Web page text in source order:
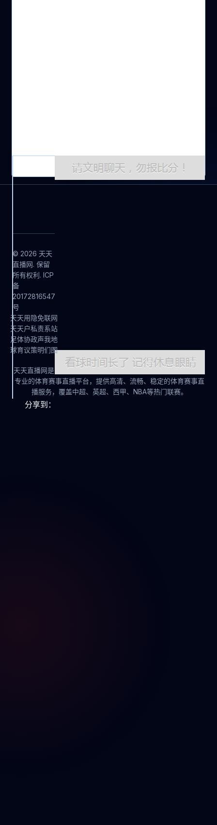
分享到：
© 2026 天天
直播网. 保留
所有权利. ICP
备
20172816547
号
天
天
足
球
天
天
体
育
用
户
协
议
隐
私
政
策
免
责
声
明
联
系
我
们
网
站
地
图
天天直播网是
专业的体育赛事直播平台，提供高清、流畅、稳定的体育赛事直
播服务，覆盖中超、英超、西甲、NBA等热门联赛。